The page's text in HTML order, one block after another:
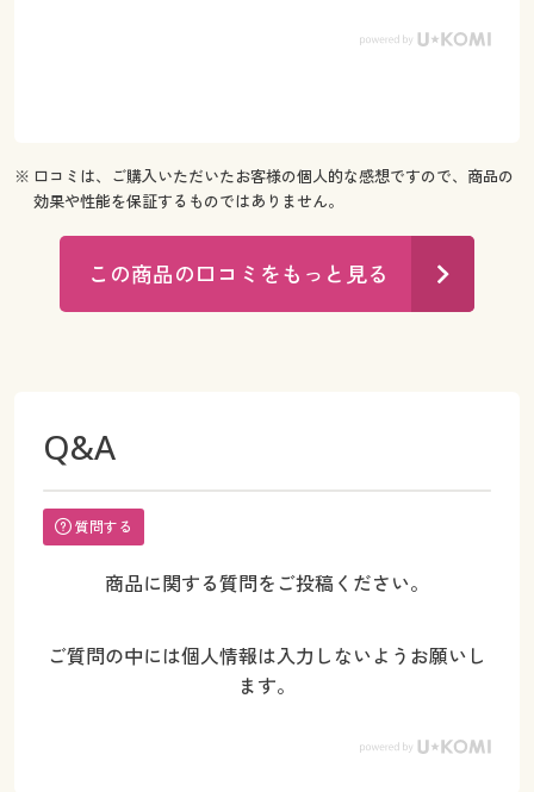
※ 口コミは、ご購入いただいたお客様の個人的な感想ですので、商品の
効果や性能を保証するものではありません。
この商品の口コミをもっと見る
Q&A
質問する
商品に関する質問をご投稿ください。
ご質問の中には個人情報は入力しないようお願いし
ます。